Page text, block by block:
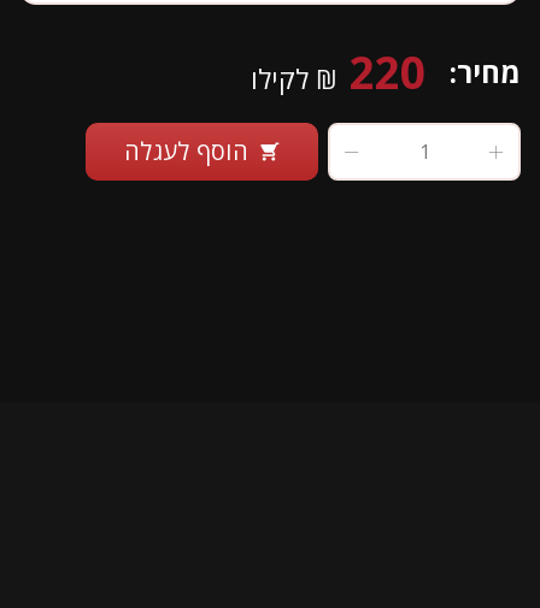
מחיר: 220 ₪ לקילו
shopping_cart הוסף לעגלה